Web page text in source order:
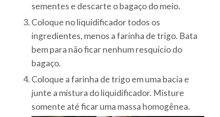
sementes e descarte o bagaço do meio.
Coloque no liquidificador todos os
ingredientes, menos a farinha de trigo. Bata
bem para não ficar nenhum resquício do
bagaço.
Coloque a farinha de trigo em uma bacia e
junte a mistura do liquidificador. Misture
somente até ficar uma massa homogênea.